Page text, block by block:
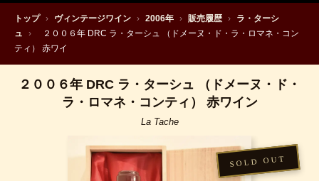
トップ › ヴィンテージワイン › 2006年 › 販売履歴 ›
ラ・ターシ
ュ
›
２００６年 DRC ラ・ターシュ （ドメーヌ・ド・ラ・ロマネ・コン
ティ） 赤ワイ
２００６年 DRC ラ・ターシュ （ドメーヌ・ド・
ラ・ロマネ・コンティ） 赤ワイン
La Tache